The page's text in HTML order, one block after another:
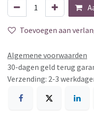
Toevoegen aan
Algemene voorwaarden
30-dagen geld terug
Verzending: 2-3